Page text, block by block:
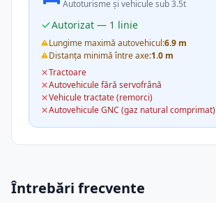
Autoturisme și vehicule sub 3.5t
Autorizat — 1 linie
Lungime maximă autovehicul:6.9 m
Distanța minimă între axe:1.0 m
Tractoare
Autovehicule fără servofrână
Vehicule tractate (remorci)
Autovehicule GNC (gaz natural comprimat)
Întrebări frecvente